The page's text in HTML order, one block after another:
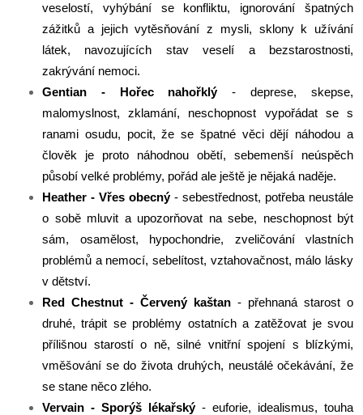
veselostí, vyhýbání se konfliktu, ignorování špatných
zážitků a jejich vytěsňování z mysli, sklony k užívání
látek, navozujících stav veselí a bezstarostnosti,
zakrývání nemoci.
Gentian - Hořec nahořklý- deprese, skepse,
malomyslnost, zklamání, neschopnost vypořádat se s
ranami osudu, pocit, že se špatné věci dějí náhodou a
člověk je proto náhodnou obětí, sebemenší neúspěch
působí velké problémy, pořád ale ještě je nějaká naděje.
Heather - Vřes obecný- sebestřednost, potřeba neustále
o sobě mluvit a upozorňovat na sebe, neschopnost být
sám, osamělost, hypochondrie, zveličování vlastních
problémů a nemocí, sebelítost, vztahovačnost, málo lásky
v dětství.
Red Chestnut - Červený kaštan - přehnaná starost o
druhé, trápit se problémy ostatních a zatěžovat je svou
přílišnou starostí o ně, silné vnitřní spojení s blízkými,
vměšování se do života druhých, neustálé očekávání, že
se stane něco zlého.
Vervain - Sporýš lékařský- euforie, idealismus, touha